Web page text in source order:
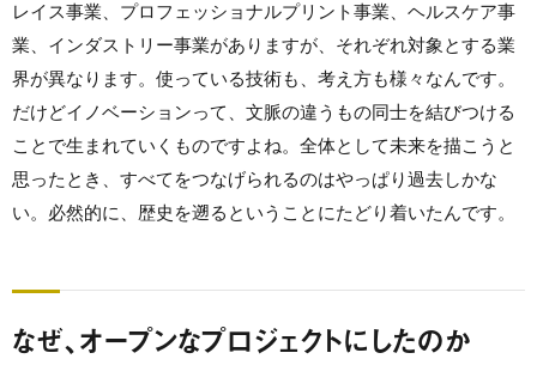
レイス事業、プロフェッショナルプリント事業、ヘルスケア事
業、インダストリー事業がありますが、それぞれ対象とする業
界が異なります。使っている技術も、考え方も様々なんです。
だけどイノベーションって、文脈の違うもの同士を結びつける
ことで生まれていくものですよね。全体として未来を描こうと
思ったとき、すべてをつなげられるのはやっぱり過去しかな
い。必然的に、歴史を遡るということにたどり着いたんです。
なぜ、オープンなプロジェクトにしたのか